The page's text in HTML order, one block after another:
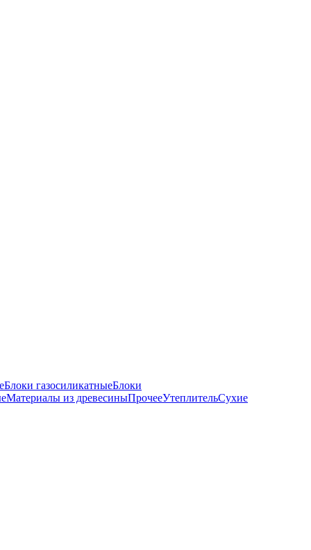
Блоки газосиликатныеБлоки
Материалы из древесиныПрочееУтеплительСухие